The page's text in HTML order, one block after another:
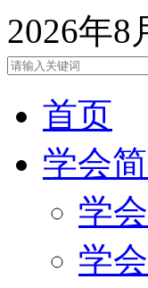
2026年8
首页
学会
学
学